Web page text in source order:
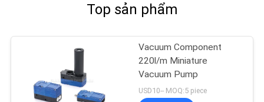
Top sản phẩm
Vacuum Component
220l/m Miniature
Vacuum Pump
USD10-- MOQ:5 piece